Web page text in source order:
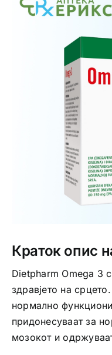
Интимно здравје
Лична хигиена
Медицински апрати
Нега на кожа
Краток опис
Dietpharm Omega 3
здравјето на
нормално
придонесуваат за
мозокот и